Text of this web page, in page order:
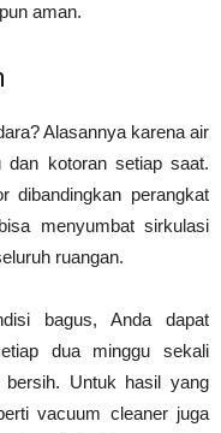
aman.
Alasannya karena air
dan kotoran setiap saat.
dibandingkan perangkat
menyumbat sirkulasi
ruangan.
bagus, Anda dapat
dua minggu sekali
Untuk hasil yang
vacuum cleaner juga